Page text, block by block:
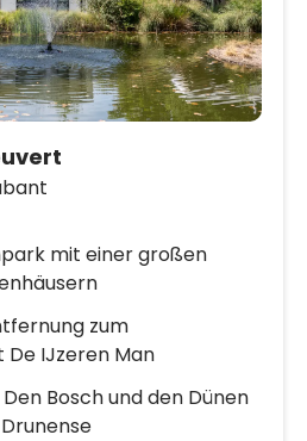
mit einer großen
zum
De IJzeren Man
Bosch und den Dünen